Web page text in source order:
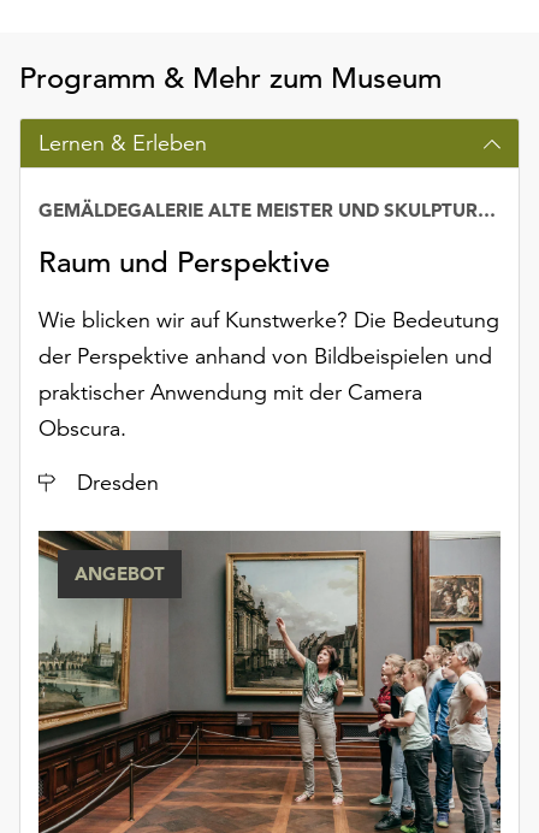
Programm & Mehr zum Museum
Lernen & Erleben
Raum und Perspektive
GEMÄLDEGALERIE ALTE MEISTER UND SKULPTURENSAMMLUNG BIS 1800
Wie blicken wir auf Kunstwerke? Die Bedeutung
der Perspektive anhand von Bildbeispielen und
praktischer Anwendung mit der Camera
Obscura.
Ort
Dresden
ANGEBOT